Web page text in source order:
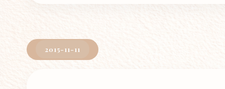
2015-11-11